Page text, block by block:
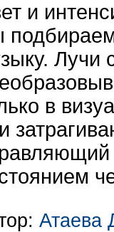
и
Лучи
в
Атаева